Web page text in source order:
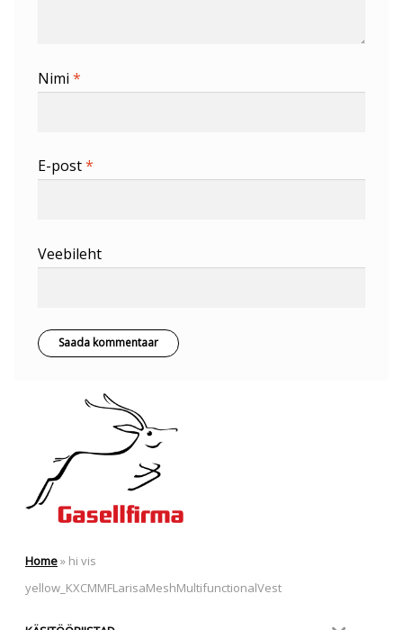
Nimi *
E-post*
Veebileht
Home» hi vis
yellow_KXCMMFLarisaMeshMultifunctionalVest